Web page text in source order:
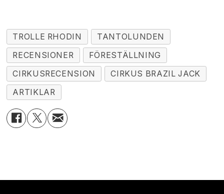
TROLLE RHODIN
TANTOLUNDEN
RECENSIONER
FÖRESTÄLLNING
CIRKUSRECENSION
CIRKUS BRAZIL JACK
ARTIKLAR